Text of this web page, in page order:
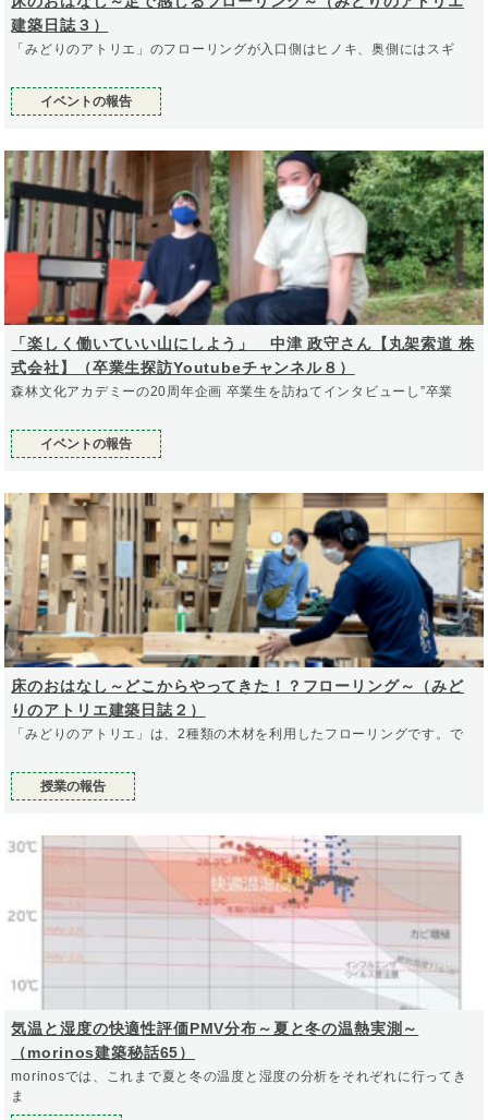
建築日誌３）
「みどりのアトリエ」のフローリングが入口側はヒノキ、奥側にはスギ
イベントの報告
「楽しく働いていい山にしよう」 中津 政守さん【丸架索道 株
式会社】（卒業生探訪Youtubeチャンネル８）
森林文化アカデミーの20周年企画 卒業生を訪ねてインタビューし”卒業
イベントの報告
床のおはなし～どこからやってきた！？フローリング～（みど
りのアトリエ建築日誌２）
「みどりのアトリエ」は、2種類の木材を利用したフローリングです。で
授業の報告
気温と湿度の快適性評価PMV分布～夏と冬の温熱実測～
（morinos建築秘話65）
morinosでは、これまで夏と冬の温度と湿度の分析をそれぞれに行ってき
ま